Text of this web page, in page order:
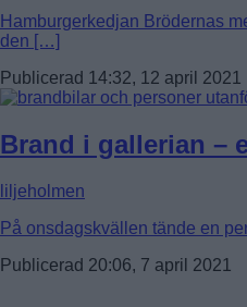
Hamburgerkedjan Brödernas
den […]
Publicerad 14:32, 12 april 2021
Brand i gallerian –
liljeholmen
På onsdagskvällen tände en
Publicerad 20:06, 7 april 2021